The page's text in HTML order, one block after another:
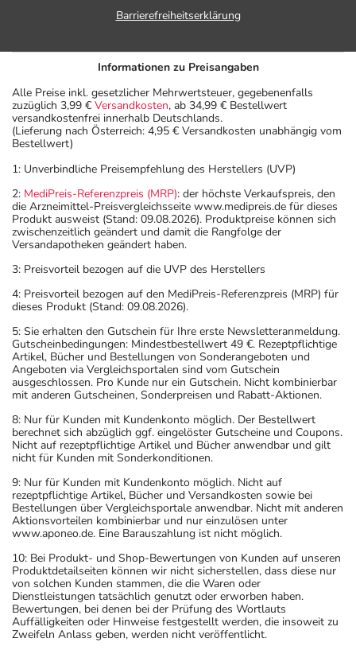
- Dieses Arzneimittel enthält Stoffe, die unter
können. Fragen Sie dazu Ihren Arzt oder Apotheker.
- Durch plötzliches Absetzen können Probleme oder
Beschwerden auftreten. Deshalb sollte die Behandlung
langsam, das heißt mit einem schrittweisen
Ausschleichen der Dosis, beendet werden. Lassen Sie
sich dazu am besten von Ihrem Arzt oder Apotheker
beraten.
anwenden, kann sich der Körper daran gewöhnen und Sie
brauchen evtl. eine immer höhere Dosierung, damit Sie
eine Wirkung spüren.
- Vorsicht bei Allergie gegen Opioide vom Tramadol-Typ!
- Vorsicht bei Allergie gegen Propylenglykol und ähnliche
Stoffe!
- Vorsicht bei Allergie gegen Polyethylenglykol(PEG)-
haltige Stoffe!
- Vorsicht bei einer Unverträglichkeit gegenüber Lactose.
Wenn Sie eine Diabetes-Diät einhalten müssen, sollten
Sie den Zuckergehalt berücksichtigen.
- Es kann Arzneimittel geben, mit denen
Wechselwirkungen auftreten. Sie sollten deswegen
generell vor der Behandlung mit einem neuen
dem Arzt oder Apotheker angeben. Das gilt auch für
Arzneimittel, die Sie selbst kaufen, nur gelegentlich
anwenden oder deren Anwendung schon einige Zeit
Bitte verwenden Sie dieses Arzneimittel nicht mehr nach
dem auf der Packung oder der Umverpackung
angegebenen Verfallsdatum. Das Verfallsdatum bezieht
sich auf den letzten Tag des angegebenen Monats.
Barrierefreiheitserklärung
Informationen zu Preisangaben
Alle Preise inkl. gesetzlicher Mehrwertsteuer, gegebenenfalls
zuzüglich 3,99 € Versandkosten, ab 34,99 € Bestellwert
versandkostenfrei innerhalb Deutschlands.
(Lieferung nach Österreich: 4,95 € Versandkosten unabhängig vom
Bestellwert)
1: Unverbindliche Preisempfehlung des Herstellers (UVP)
2: MediPreis-Referenzpreis (MRP): der höchste Verkaufspreis, den
die Arzneimittel-Preisvergleichsseite www.medipreis.de für dieses
Produkt ausweist (Stand: 09.08.2026). Produktpreise können sich
zwischenzeitlich geändert und damit die Rangfolge der
Versandapotheken geändert haben.
3: Preisvorteil bezogen auf die UVP des Herstellers
4: Preisvorteil bezogen auf den MediPreis-Referenzpreis (MRP) für
dieses Produkt (Stand: 09.08.2026).
5: Sie erhalten den Gutschein für Ihre erste Newsletteranmeldung.
Gutscheinbedingungen: Mindestbestellwert 49 €. Rezeptpflichtige
Artikel, Bücher und Bestellungen von Sonderangeboten und
Angeboten via Vergleichsportalen sind vom Gutschein
ausgeschlossen. Pro Kunde nur ein Gutschein. Nicht kombinierbar
mit anderen Gutscheinen, Sonderpreisen und Rabatt-Aktionen.
8: Nur für Kunden mit Kundenkonto möglich. Der Bestellwert
berechnet sich abzüglich ggf. eingelöster Gutscheine und Coupons.
Nicht auf rezeptpflichtige Artikel und Bücher anwendbar und gilt
nicht für Kunden mit Sonderkonditionen.
9: Nur für Kunden mit Kundenkonto möglich. Nicht auf
rezeptpflichtige Artikel, Bücher und Versandkosten sowie bei
Bestellungen über Vergleichsportale anwendbar. Nicht mit anderen
Aktionsvorteilen kombinierbar und nur einzulösen unter
www.aponeo.de. Eine Barauszahlung ist nicht möglich.
10: Bei Produkt- und Shop-Bewertungen von Kunden auf unseren
Produktdetailseiten können wir nicht sicherstellen, dass diese nur
von solchen Kunden stammen, die die Waren oder
Dienstleistungen tatsächlich genutzt oder erworben haben.
Bewertungen, bei denen bei der Prüfung des Wortlauts
Auffälligkeiten oder Hinweise festgestellt werden, die insoweit zu
Zweifeln Anlass geben, werden nicht veröffentlicht.